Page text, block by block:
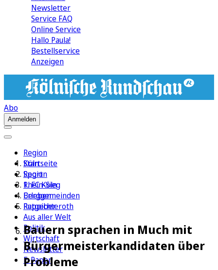
Newsletter
Service FAQ
Online Service
Hallo Paula!
Bestellservice
Anzeigen
Abo
Anmelden
Region
Köln
Sport
1. FC Köln
Erleben
Ratgeber
Aus aller Welt
Politik
Wirtschaft
Newsletter
E-Paper
Startseite
Region
Rhein-Sieg
Berggemeinden
Ruppichteroth
Bauern sprachen in Much mit
Bürgermeisterkandidaten über
Probleme